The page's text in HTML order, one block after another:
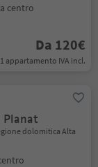
centro
Da 120€
appartamento IVA incl.
Planat
dolomitica Alta